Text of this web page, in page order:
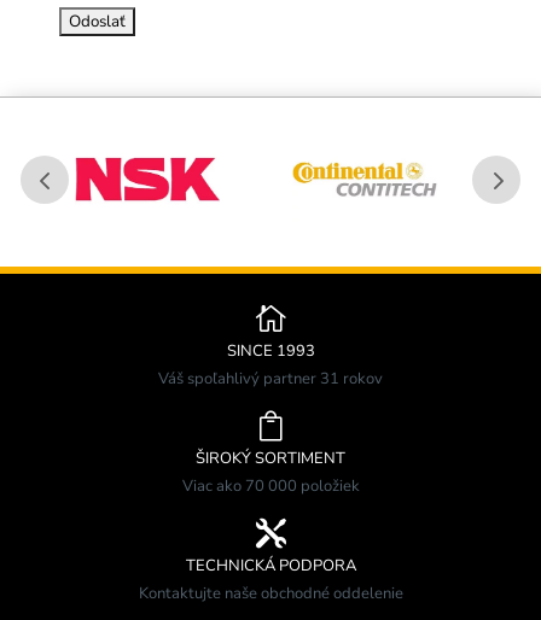

SINCE 1993
Váš spoľahlivý partner 31 rokov

ŠIROKÝ SORTIMENT
Viac ako 70 000 položiek

TECHNICKÁ PODPORA
Kontaktujte naše obchodné oddelenie